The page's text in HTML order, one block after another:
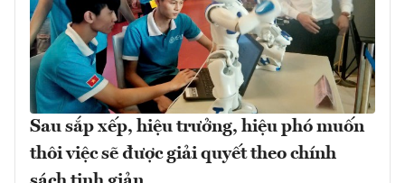
Sau sắp xếp, hiệu trưởng, hiệu phó muốn
thôi việc sẽ được giải quyết theo chính